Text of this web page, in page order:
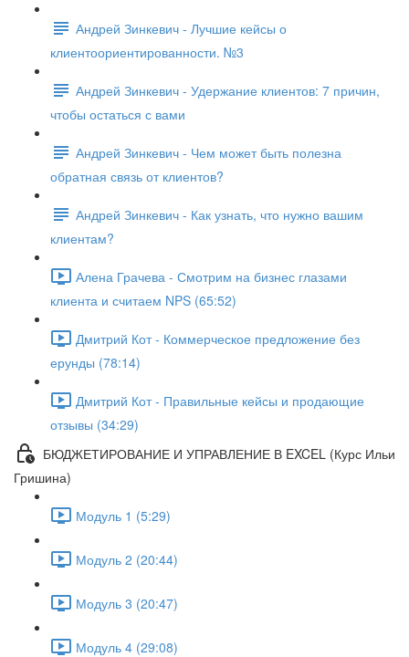
Андрей Зинкевич - Лучшие кейсы о
клиентоориентированности. №3
Андрей Зинкевич - Удержание клиентов: 7 причин,
чтобы остаться с вами
Андрей Зинкевич - Чем может быть полезна
обратная связь от клиентов?
Андрей Зинкевич - Как узнать, что нужно вашим
клиентам?
Алена Грачева - Смотрим на бизнес глазами
клиента и считаем NPS (65:52)
Дмитрий Кот - Коммерческое предложение без
ерунды (78:14)
Дмитрий Кот - Правильные кейсы и продающие
отзывы (34:29)
БЮДЖЕТИРОВАНИЕ И УПРАВЛЕНИЕ В EXCEL (Курс Ильи
Гришина)
Модуль 1 (5:29)
Модуль 2 (20:44)
Модуль 3 (20:47)
Модуль 4 (29:08)